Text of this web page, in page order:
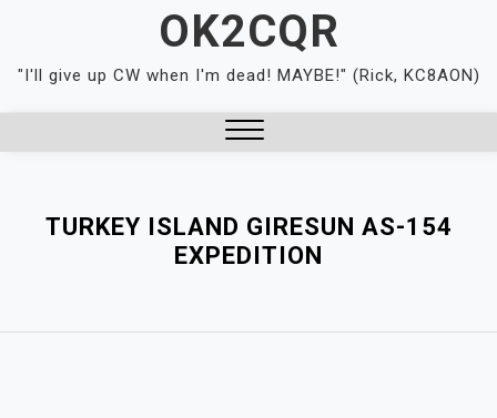
content
OK2CQR
"I'll give up CW when I'm dead! MAYBE!" (Rick, KC8AON)
TURKEY ISLAND GIRESUN AS-154
EXPEDITION